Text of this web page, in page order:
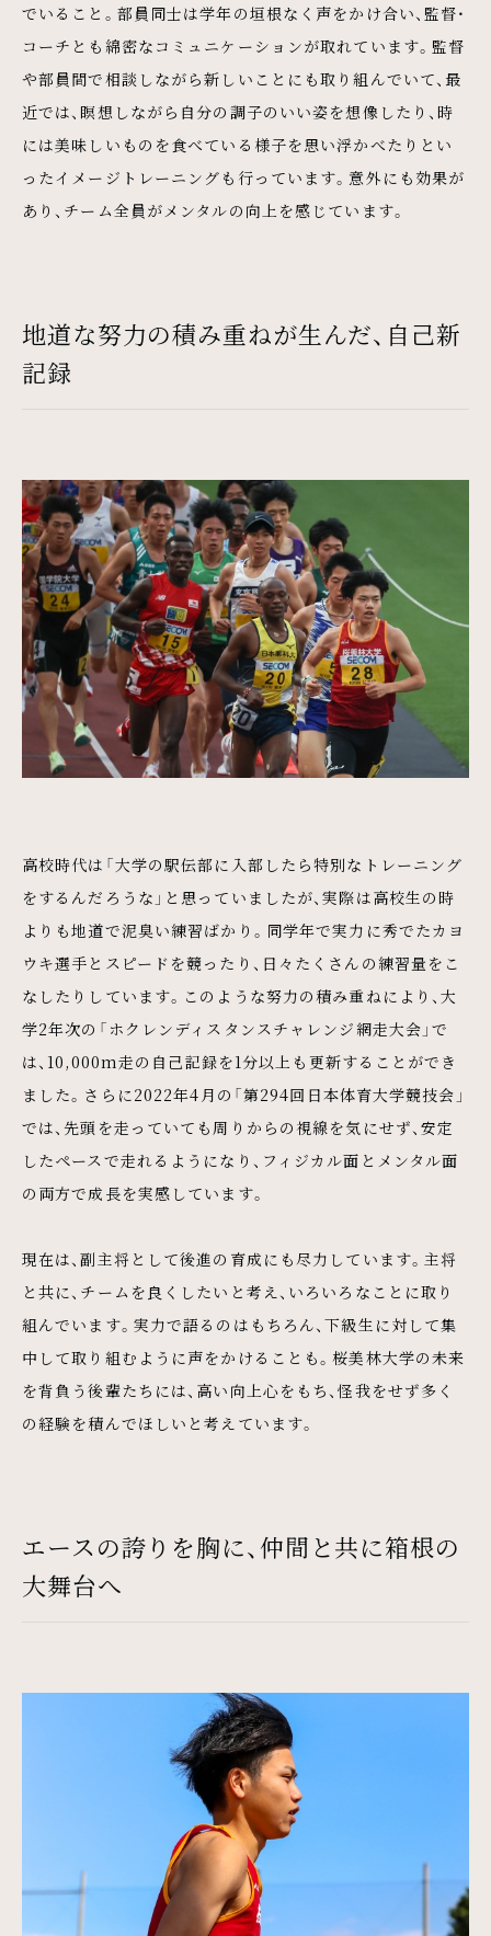
でいること。部員同士は学年の垣根なく声をかけ合い、監督・
コーチとも綿密なコミュニケーションが取れています。監督
や部員間で相談しながら新しいことにも取り組んでいて、最
近では、瞑想しながら自分の調子のいい姿を想像したり、時
には美味しいものを食べている様子を思い浮かべたりとい
ったイメージトレーニングも行っています。意外にも効果が
あり、チーム全員がメンタルの向上を感じています。
地道な努力の積み重ねが生んだ、自己新
記録
高校時代は「大学の駅伝部に入部したら特別なトレーニング
をするんだろうな」と思っていましたが、実際は高校生の時
よりも地道で泥臭い練習ばかり。同学年で実力に秀でたカヨ
ウキ選手とスピードを競ったり、日々たくさんの練習量をこ
なしたりしています。このような努力の積み重ねにより、大
学2年次の「ホクレンディスタンスチャレンジ網走大会」で
は、10,000m走の自己記録を1分以上も更新することができ
ました。さらに2022年4月の「第294回日本体育大学競技会」
では、先頭を走っていても周りからの視線を気にせず、安定
したペースで走れるようになり、フィジカル面とメンタル面
の両方で成長を実感しています。
現在は、副主将として後進の育成にも尽力しています。主将
と共に、チームを良くしたいと考え、いろいろなことに取り
組んでいます。実力で語るのはもちろん、下級生に対して集
中して取り組むように声をかけることも。桜美林大学の未来
を背負う後輩たちには、高い向上心をもち、怪我をせず多く
の経験を積んでほしいと考えています。
エースの誇りを胸に、仲間と共に箱根の
大舞台へ